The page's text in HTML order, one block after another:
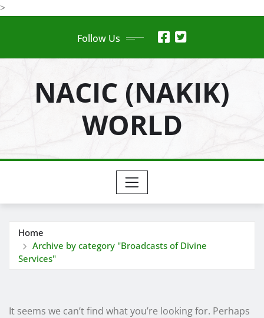
>Skip
Follow Us
NACIC (NAKIK)
WORLD
Home
Archive by category "Broadcasts of Divine
Services"
It seems we can’t find what you’re looking for. Perhaps